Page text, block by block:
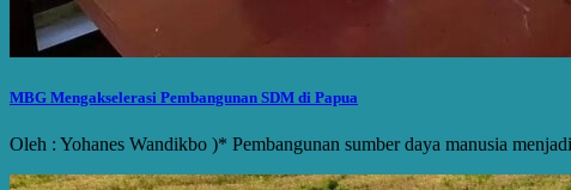
MBG Mengakselerasi Pembangunan SDM di Papua
Oleh : Yohanes Wandikbo )* Pembangunan sumber daya manusia